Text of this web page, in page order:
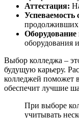
Аттестация:
Успеваемость
продолживших
Оборудование
оборудования
Выбор колледжа –
будущую карьеру.
колледжей поможет
обеспечит лучшие
При выборе
учитывать